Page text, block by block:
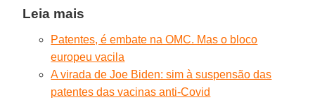
Leia mais
Patentes, é embate na OMC. Mas o bloco
europeu vacila
A virada de Joe Biden: sim à suspensão das
patentes das vacinas anti-Covid